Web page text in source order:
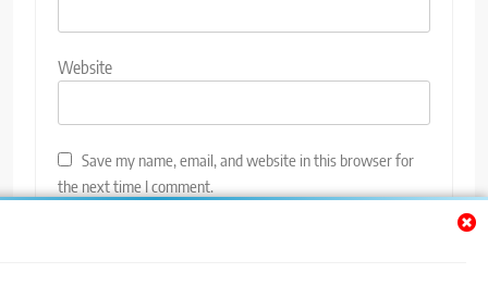
Website
Save my name, email, and website in this browser for
the next time I comment.